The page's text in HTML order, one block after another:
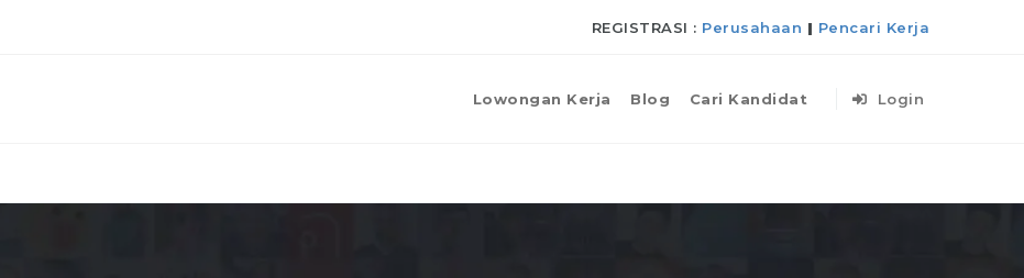
REGISTRASI : Perusahaan | Pencari Kerja
Lowongan Kerja Blog Cari Kandidat Login